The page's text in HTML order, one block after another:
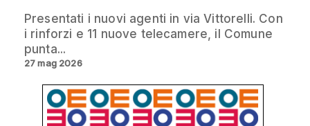
Presentati i nuovi agenti in via Vittorelli. Con
i rinforzi e 11 nuove telecamere, il Comune
punta...
27 mag 2026